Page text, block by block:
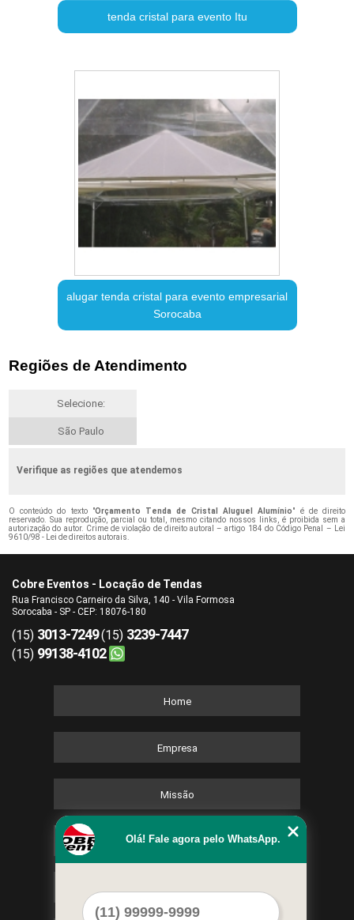
tenda cristal para evento Itu
alugar tenda cristal para evento empresarial
Sorocaba
Regiões de Atendimento
Selecione:
São Paulo
Verifique as regiões que atendemos
O conteúdo do texto "Orçamento Tenda de Cristal Aluguel Alumínio" é de direito
reservado. Sua reprodução, parcial ou total, mesmo citando nossos links, é proibida sem a
autorização do autor. Crime de violação de direito autoral – artigo 184 do Código Penal – Lei
9610/98 - Lei de direitos autorais.
Cobre Eventos - Locação de Tendas
Rua Francisco Carneiro da Silva, 140 - Vila Formosa
Sorocaba - SP - CEP: 18076-180
(15) 3013-7249(15) 3239-7447
(15) 99138-4102
Home
Empresa
Missão
Serviços
Olá! Fale agora pelo WhatsApp.